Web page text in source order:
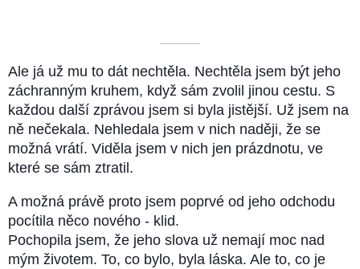
––––––––––
Ale já už mu to dát nechtěla. Nechtěla jsem být jeho
záchranným kruhem, když sám zvolil jinou cestu. S
každou další zprávou jsem si byla jistější. Už jsem na
ně nečekala. Nehledala jsem v nich naději, že se
možná vrátí. Viděla jsem v nich jen prázdnotu, ve
které se sám ztratil.
A možná právě proto jsem poprvé od jeho odchodu
pocítila něco nového - klid.
Pochopila jsem, že jeho slova už nemají moc nad
mým životem. To, co bylo, byla láska. Ale to, co je